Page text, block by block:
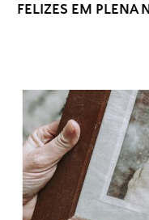
FELIZES EM PLENA